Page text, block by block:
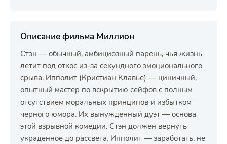
Описание фильма Миллион
Стэн — обычный, амбициозный парень, чья жизнь
летит под откос из-за секундного эмоционального
срыва. Ипполит (Кристиан Клавье) — циничный,
опытный мастер по вскрытию сейфов с полным
отсутствием моральных принципов и избытком
черного юмора. Их вынужденный дуэт — основа
этой взрывной комедии. Стэн должен вернуть
украденное до рассвета, Ипполит — заработать, не